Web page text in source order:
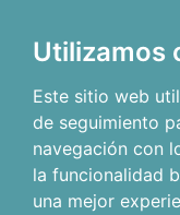
Utilizamos
Este sitio web
de seguimiento
navegación con
la funcionalidad
una mejor